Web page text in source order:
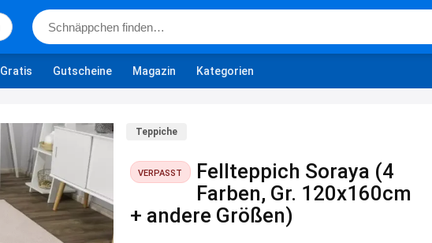
Gratis Gutscheine Magazin Kategorien
Teppiche
VERPASST
Fellteppich Soraya (4
Farben, Gr. 120x160cm
+ andere Größen)